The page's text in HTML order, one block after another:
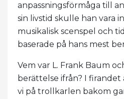
anpassningsförmåga till
sin livstid skulle han vara
musikalisk scenspel och
baserade på hans mest
Vem var L. Frank Baum
berättelse ifrån? I
vi på trollkarlen bakom